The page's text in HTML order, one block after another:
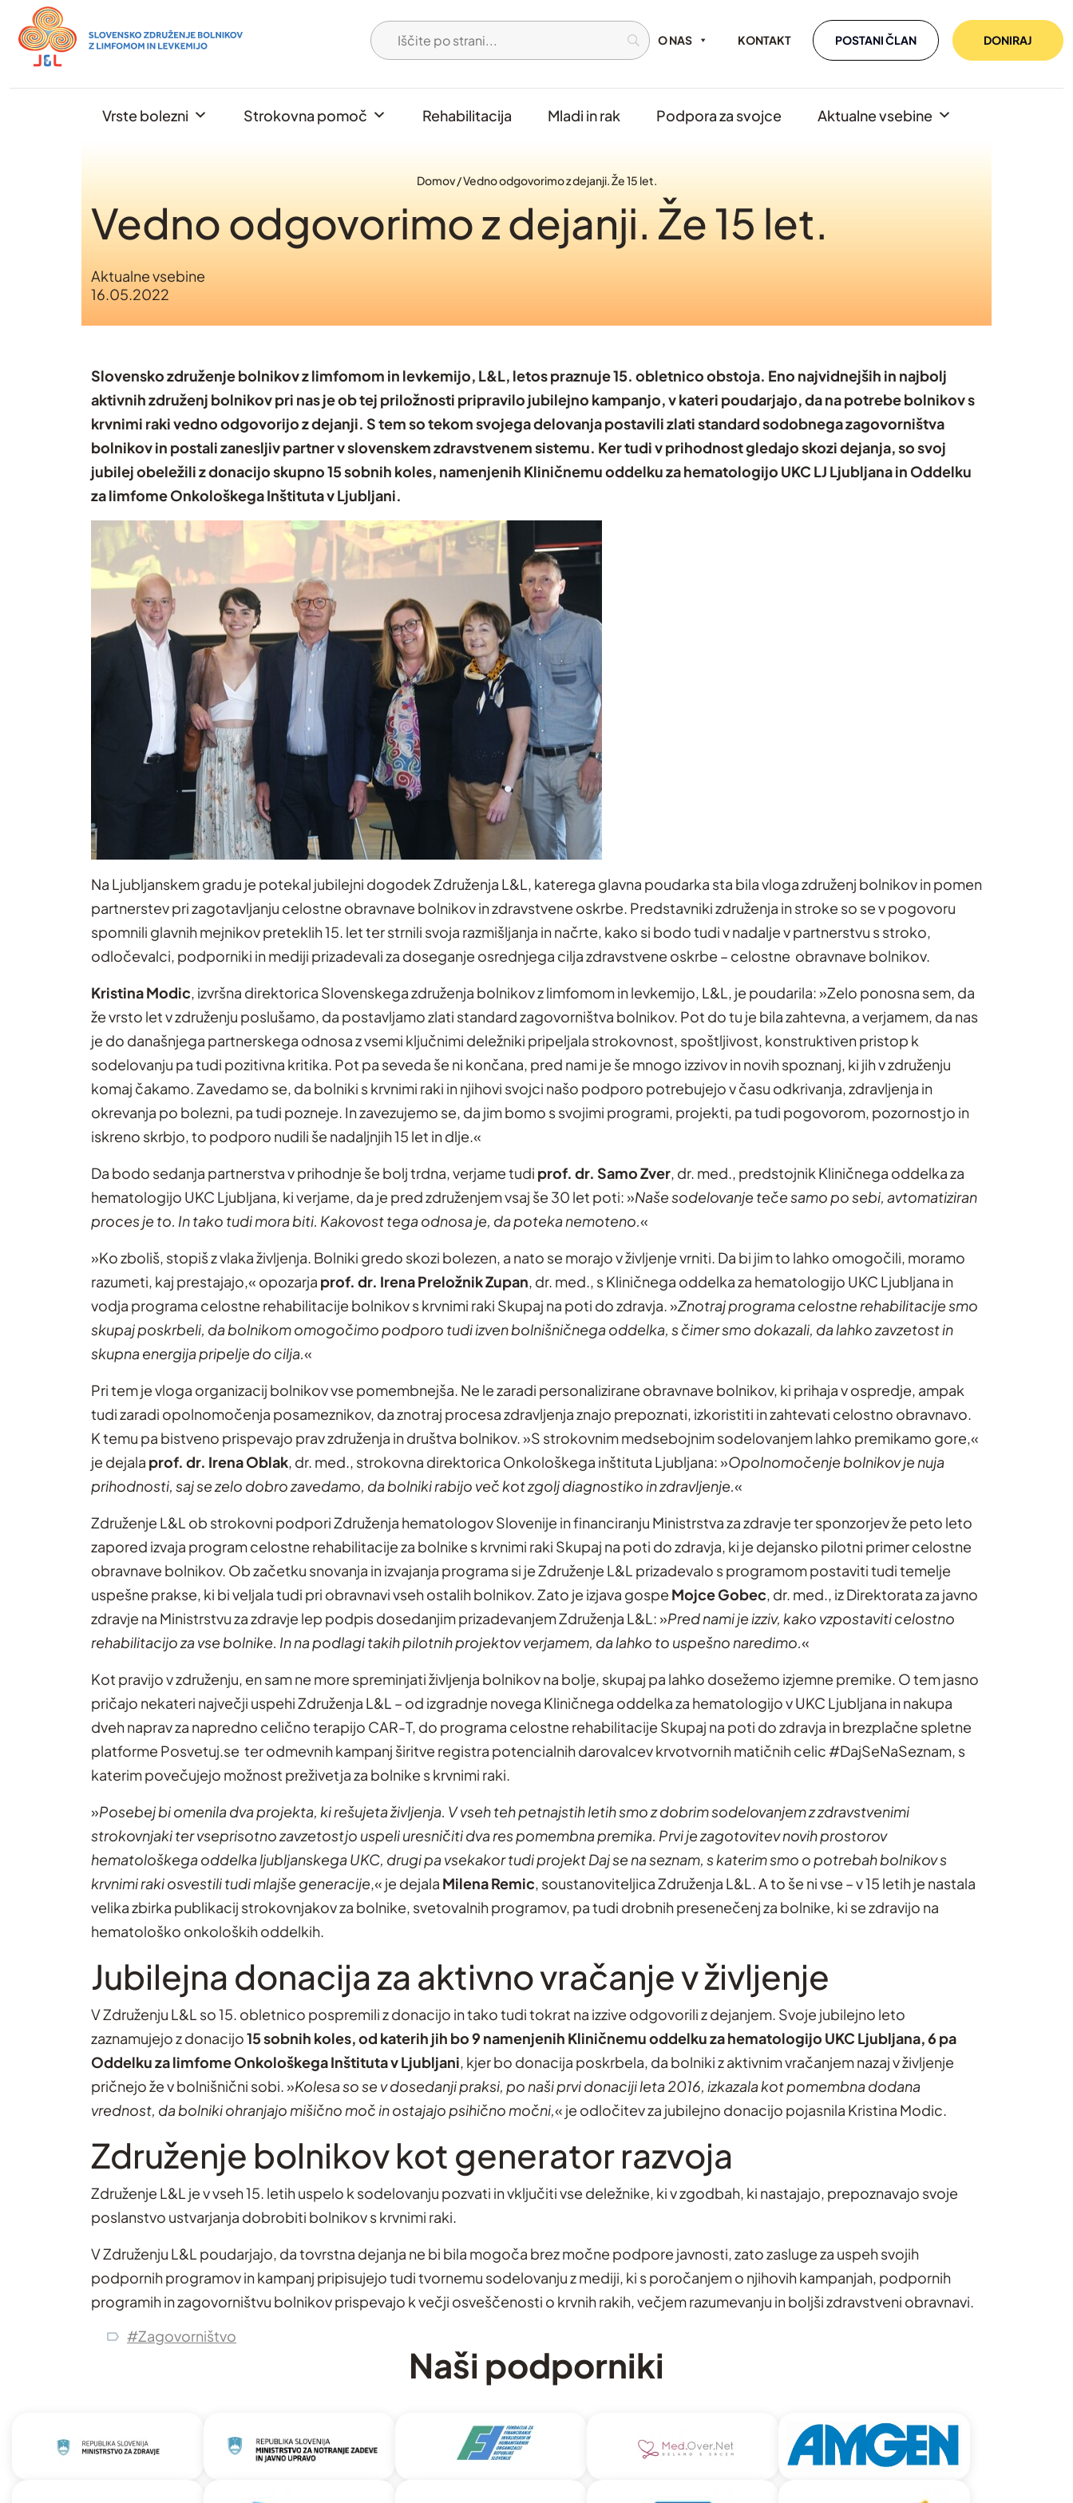
Skip
to
content
O NAS KONTAKT POSTANI ČLAN DONIRAJ
Vrste bolezni Strokovna pomoč Rehabilitacija Mladi in rak Podpora za svojce Aktualne vsebine
Domov/Vedno odgovorimo z dejanji. Že 15 let.
Vedno odgovorimo z dejanji. Že 15 let.
Aktualne vsebine
16.05.2022
Slovensko združenje bolnikov z limfomom in levkemijo, L&L, letos praznuje 15. obletnico obstoja. Eno najvidnejših in najbolj
aktivnih združenj bolnikov pri nas je ob tej priložnosti pripravilo jubilejno kampanjo, v kateri poudarjajo, da na potrebe bolnikov s
krvnimi raki vedno odgovorijo z dejanji. S tem so tekom svojega delovanja postavili zlati standard sodobnega zagovorništva
bolnikov in postali zanesljiv partner v slovenskem zdravstvenem sistemu. Ker tudi v prihodnost gledajo skozi dejanja, so svoj
jubilej obeležili z donacijo skupno 15 sobnih koles, namenjenih Kliničnemu oddelku za hematologijo UKC LJ Ljubljana in Oddelku
za limfome Onkološkega Inštituta v Ljubljani.
Na Ljubljanskem gradu je potekal jubilejni dogodek Združenja L&L, katerega glavna poudarka sta bila vloga združenj bolnikov in pomen
partnerstev pri zagotavljanju celostne obravnave bolnikov in zdravstvene oskrbe. Predstavniki združenja in stroke so se v pogovoru
spomnili glavnih mejnikov preteklih 15. let ter strnili svoja razmišljanja in načrte, kako si bodo tudi v nadalje v partnerstvu s stroko,
odločevalci, podporniki in mediji prizadevali za doseganje osrednjega cilja zdravstvene oskrbe – celostne obravnave bolnikov.
Kristina Modic, izvršna direktorica Slovenskega združenja bolnikov z limfomom in levkemijo, L&L, je poudarila: »Zelo ponosna sem, da
že vrsto let v združenju poslušamo, da postavljamo zlati standard zagovorništva bolnikov. Pot do tu je bila zahtevna, a verjamem, da nas
je do današnjega partnerskega odnosa z vsemi ključnimi deležniki pripeljala strokovnost, spoštljivost, konstruktiven pristop k
sodelovanju pa tudi pozitivna kritika. Pot pa seveda še ni končana, pred nami je še mnogo izzivov in novih spoznanj, ki jih v združenju
komaj čakamo. Zavedamo se, da bolniki s krvnimi raki in njihovi svojci našo podporo potrebujejo v času odkrivanja, zdravljenja in
okrevanja po bolezni, pa tudi pozneje. In zavezujemo se, da jim bomo s svojimi programi, projekti, pa tudi pogovorom, pozornostjo in
iskreno skrbjo, to podporo nudili še nadaljnjih 15 let in dlje.«
Da bodo sedanja partnerstva v prihodnje še bolj trdna, verjame tudi prof. dr. Samo Zver, dr. med., predstojnik Kliničnega oddelka za
hematologijo UKC Ljubljana, ki verjame, da je pred združenjem vsaj še 30 let poti: »Naše sodelovanje teče samo po sebi, avtomatiziran
proces je to. In tako tudi mora biti. Kakovost tega odnosa je, da poteka nemoteno.«
»Ko zboliš, stopiš z vlaka življenja. Bolniki gredo skozi bolezen, a nato se morajo v življenje vrniti. Da bi jim to lahko omogočili, moramo
razumeti, kaj prestajajo,« opozarja prof. dr. Irena Preložnik Zupan, dr. med., s Kliničnega oddelka za hematologijo UKC Ljubljana in
vodja programa celostne rehabilitacije bolnikov s krvnimi raki Skupaj na poti do zdravja. »Znotraj programa celostne rehabilitacije smo
skupaj poskrbeli, da bolnikom omogočimo podporo tudi izven bolnišničnega oddelka, s čimer smo dokazali, da lahko zavzetost in
skupna energija pripelje do cilja.«
Pri tem je vloga organizacij bolnikov vse pomembnejša. Ne le zaradi personalizirane obravnave bolnikov, ki prihaja v ospredje, ampak
tudi zaradi opolnomočenja posameznikov, da znotraj procesa zdravljenja znajo prepoznati, izkoristiti in zahtevati celostno obravnavo.
K temu pa bistveno prispevajo prav združenja in društva bolnikov. »S strokovnim medsebojnim sodelovanjem lahko premikamo gore,«
je dejala prof. dr. Irena Oblak, dr. med., strokovna direktorica Onkološkega inštituta Ljubljana: »Opolnomočenje bolnikov je nuja
prihodnosti, saj se zelo dobro zavedamo, da bolniki rabijo več kot zgolj diagnostiko in zdravljenje.«
Združenje L&L ob strokovni podpori Združenja hematologov Slovenije in financiranju Ministrstva za zdravje ter sponzorjev že peto leto
zapored izvaja program celostne rehabilitacije za bolnike s krvnimi raki Skupaj na poti do zdravja, ki je dejansko pilotni primer celostne
obravnave bolnikov. Ob začetku snovanja in izvajanja programa si je Združenje L&L prizadevalo s programom postaviti tudi temelje
uspešne prakse, ki bi veljala tudi pri obravnavi vseh ostalih bolnikov. Zato je izjava gospe Mojce Gobec, dr. med., iz Direktorata za javno
zdravje na Ministrstvu za zdravje lep podpis dosedanjim prizadevanjem Združenja L&L: »Pred nami je izziv, kako vzpostaviti celostno
rehabilitacijo za vse bolnike. In na podlagi takih pilotnih projektov verjamem, da lahko to uspešno naredimo.«
Kot pravijo v združenju, en sam ne more spreminjati življenja bolnikov na bolje, skupaj pa lahko dosežemo izjemne premike. O tem jasno
pričajo nekateri največji uspehi Združenja L&L – od izgradnje novega Kliničnega oddelka za hematologijo v UKC Ljubljana in nakupa
dveh naprav za napredno celično terapijo CAR-T, do programa celostne rehabilitacije Skupaj na poti do zdravja in brezplačne spletne
platforme Posvetuj.se ter odmevnih kampanj širitve registra potencialnih darovalcev krvotvornih matičnih celic #DajSeNaSeznam, s
katerim povečujejo možnost preživetja za bolnike s krvnimi raki.
»Posebej bi omenila dva projekta, ki rešujeta življenja. V vseh teh petnajstih letih smo z dobrim sodelovanjem z zdravstvenimi
strokovnjaki ter vseprisotno zavzetostjo uspeli uresničiti dva res pomembna premika. Prvi je zagotovitev novih prostorov
hematološkega oddelka ljubljanskega UKC, drugi pa vsekakor tudi projekt Daj se na seznam, s katerim smo o potrebah bolnikov s
krvnimi raki osvestili tudi mlajše generacije,« je dejala Milena Remic, soustanoviteljica Združenja L&L. A to še ni vse – v 15 letih je nastala
velika zbirka publikacij strokovnjakov za bolnike, svetovalnih programov, pa tudi drobnih presenečenj za bolnike, ki se zdravijo na
hematološko onkoloških oddelkih.
Jubilejna donacija za aktivno vračanje v življenje
V Združenju L&L so 15. obletnico pospremili z donacijo in tako tudi tokrat na izzive odgovorili z dejanjem. Svoje jubilejno leto
zaznamujejo z donacijo15 sobnih koles, od katerih jih bo 9 namenjenih Kliničnemu oddelku za hematologijo UKC Ljubljana, 6 pa
Oddelku za limfome Onkološkega Inštituta v Ljubljani, kjer bo donacija poskrbela, da bolniki z aktivnim vračanjem nazaj v življenje
pričnejo že v bolnišnični sobi. »Kolesa so se v dosedanji praksi, po naši prvi donaciji leta 2016, izkazala kot pomembna dodana
vrednost, da bolniki ohranjajo mišično moč in ostajajo psihično močni,« je odločitev za jubilejno donacijo pojasnila Kristina Modic.
Združenje bolnikov kot generator razvoja
Združenje L&L je v vseh 15. letih uspelo k sodelovanju pozvati in vključiti vse deležnike, ki v zgodbah, ki nastajajo, prepoznavajo svoje
poslanstvo ustvarjanja dobrobiti bolnikov s krvnimi raki.
V Združenju L&L poudarjajo, da tovrstna dejanja ne bi bila mogoča brez močne podpore javnosti, zato zasluge za uspeh svojih
podpornih programov in kampanj pripisujejo tudi tvornemu sodelovanju z mediji, ki s poročanjem o njihovih kampanjah, podpornih
programih in zagovorništvu bolnikov prispevajo k večji osveščenosti o krvnih rakih, večjem razumevanju in boljši zdravstveni obravnavi.
#Zagovorništvo
Naši podporniki